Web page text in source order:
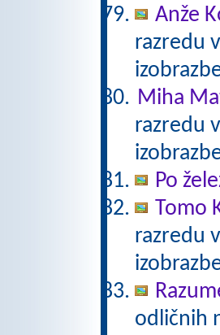
Anže
razredu
Miha
razredu
Po
Tomo
razredu
odličnih